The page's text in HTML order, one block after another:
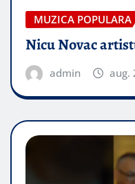
MUZICA POPULARA
Nicu Novac
admin aug.